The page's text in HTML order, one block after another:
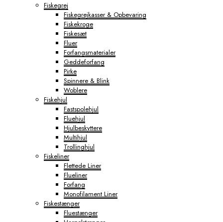
Fiskegrej
Fiskegrejkasser & Opbevaring
Fiskekroge
Fiskesæt
Fluer
Forfangsmaterialer
Geddeforfang
Pirke
Spinnere & Blink
Woblere
Fiskehjul
Fastspolehjul
Fluehjul
Hjulbeskyttere
Multihjul
Trollinghjul
Fiskeliner
Flettede Liner
Flueliner
Forfang
Monofilament Liner
Fiskestænger
Fluestænger